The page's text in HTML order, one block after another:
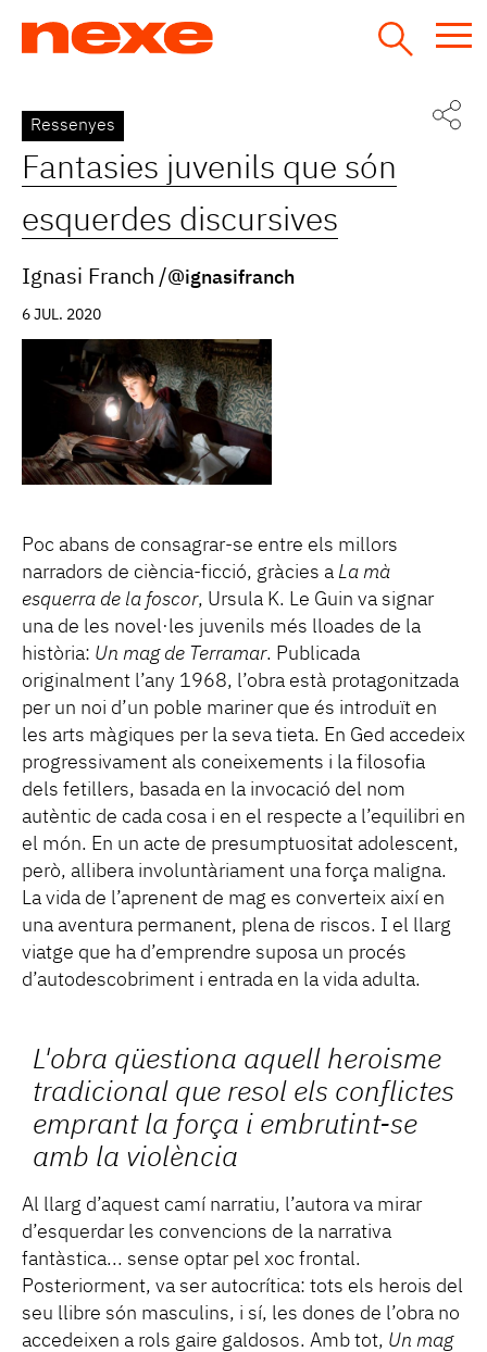
Back
to
top
Ressenyes
Fantasies juvenils que són
esquerdes discursives
Ignasi Franch @ignasifranch
6 JUL. 2020
Poc abans de consagrar-se entre els millors
narradors de ciència-ficció, gràcies a La mà
esquerra de la foscor, Ursula K. Le Guin va signar
una de les novel·les juvenils més lloades de la
història: Un mag de Terramar. Publicada
originalment l’any 1968, l’obra està protagonitzada
per un noi d’un poble mariner que és introduït en
les arts màgiques per la seva tieta. En Ged accedeix
progressivament als coneixements i la filosofia
dels fetillers, basada en la invocació del nom
autèntic de cada cosa i en el respecte a l’equilibri en
el món. En un acte de presumptuositat adolescent,
però, allibera involuntàriament una força maligna.
La vida de l’aprenent de mag es converteix així en
una aventura permanent, plena de riscos. I el llarg
viatge que ha d’emprendre suposa un procés
d’autodescobriment i entrada en la vida adulta.
L'obra qüestiona aquell heroisme
tradicional que resol els conflictes
emprant la força i embrutint-se
amb la violència
Al llarg d’aquest camí narratiu, l’autora va mirar
d’esquerdar les convencions de la narrativa
fantàstica... sense optar pel xoc frontal.
Posteriorment, va ser autocrítica: tots els herois del
seu llibre són masculins, i sí, les dones de l’obra no
accedeixen a rols gaire galdosos. Amb tot, Un mag